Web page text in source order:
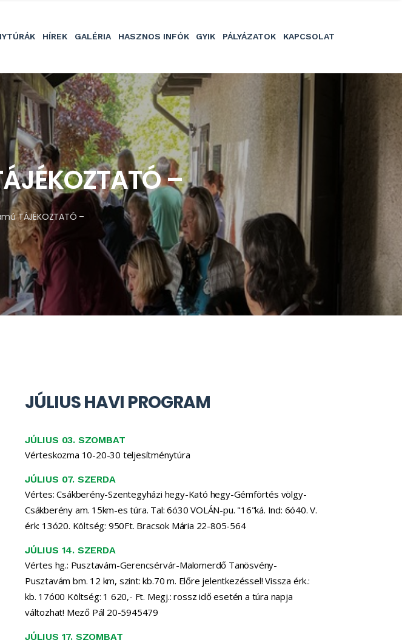
HÍREK GALÉRIA HASZNOS INFÓK GYIK PÁLYÁZATOK KAPCSOLAT
–
TÁJÉKOZTATÓ –
JÚLIUS HAVI PROGRAM
JÚLIUS 03. SZOMBAT
Vérteskozma 10-20-30 teljesítménytúra
JÚLIUS 07. SZERDA
Vértes: Csákberény-Szentegyházi hegy-Kató hegy-Gémförtés völgy-
Csákberény am. 15km-es túra. Tal: 6ó30 VOLÁN-pu. "16"ká. Ind: 6ó40. V.
érk: 13ó20. Költség: 950Ft. Bracsok Mária 22-805-564
JÚLIUS 14. SZERDA
Vértes hg.: Pusztavám-Gerencsérvár-Malomerdő Tanösvény-
Pusztavám bm. 12 km, szint: kb.70 m. Előre jelentkezéssel! Vissza érk.:
kb. 17ó00 Költség: 1 620,- Ft. Megj.: rossz idő esetén a túra napja
változhat! Mező Pál 20-5945479
JÚLIUS 17. SZOMBAT